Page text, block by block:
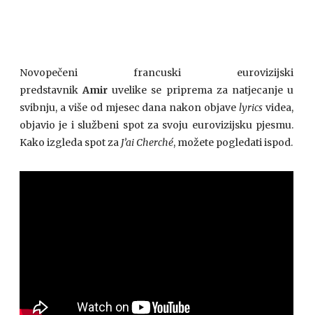
Novopečeni francuski eurovizijski
predstavnikAmiruvelike se priprema za natjecanje u
svibnju, a više od mjesec dana nakon objavelyricsvidea,
objavio je i službeni spot za svoju eurovizijsku pjesmu.
Kako izgleda spot za J’ai Cherché, možete pogledati ispod.